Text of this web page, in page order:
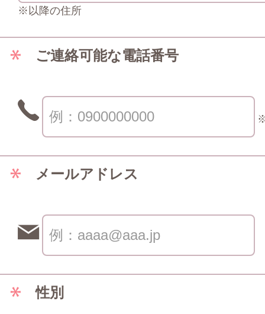
※以降の住所
ご連絡可能な電話番号
メールアドレス
性別